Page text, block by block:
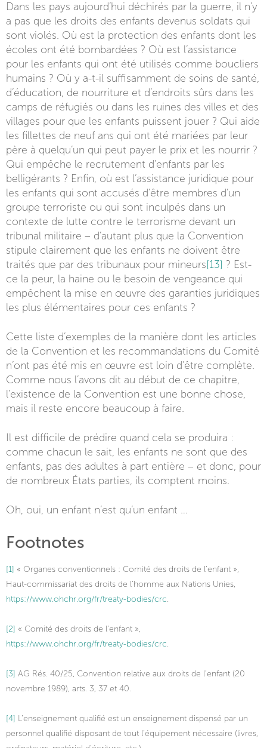
Dans les pays aujourd’hui déchirés par la guerre, il n’y
a pas que les droits des enfants devenus soldats qui
sont violés. Où est la protection des enfants dont les
écoles ont été bombardées ? Où est l’assistance
pour les enfants qui ont été utilisés comme boucliers
humains ? Où y a-t-il suffisamment de soins de santé,
d’éducation, de nourriture et d’endroits sûrs dans les
camps de réfugiés ou dans les ruines des villes et des
villages pour que les enfants puissent jouer ? Qui aide
les fillettes de neuf ans qui ont été mariées par leur
père à quelqu’un qui peut payer le prix et les nourrir ?
Qui empêche le recrutement d’enfants par les
belligérants ? Enfin, où est l’assistance juridique pour
les enfants qui sont accusés d’être membres d’un
groupe terroriste ou qui sont inculpés dans un
contexte de lutte contre le terrorisme devant un
tribunal militaire – d’autant plus que la Convention
stipule clairement que les enfants ne doivent être
traités que par des tribunaux pour mineurs [13] ? Est-
ce la peur, la haine ou le besoin de vengeance qui
empêchent la mise en œuvre des garanties juridiques
les plus élémentaires pour ces enfants ?
Cette liste d’exemples de la manière dont les articles
de la Convention et les recommandations du Comité
n’ont pas été mis en œuvre est loin d’être complète.
Comme nous l’avons dit au début de ce chapitre,
l’existence de la Convention est une bonne chose,
mais il reste encore beaucoup à faire.
Il est difficile de prédire quand cela se produira :
comme chacun le sait, les enfants ne sont que des
enfants, pas des adultes à part entière – et donc, pour
de nombreux États parties, ils comptent moins.
Oh, oui, un enfant n’est qu’un enfant …
Footnotes
[1] « Organes conventionnels : Comité des droits de l’enfant »,
Haut-commissariat des droits de l’homme aux Nations Unies,
https://www.ohchr.org/fr/treaty-bodies/crc
[2] « Comité des droits de l’enfant »,
https://www.ohchr.org/fr/treaty-bodies/crc
[3] AG Rés. 40/25, Convention relative aux droits de l’enfant (20
novembre 1989), arts. 3, 37 et 40.
[4] L’enseignement qualifié est un enseignement dispensé par un
personnel qualifié disposant de tout l’équipement nécessaire (livres,